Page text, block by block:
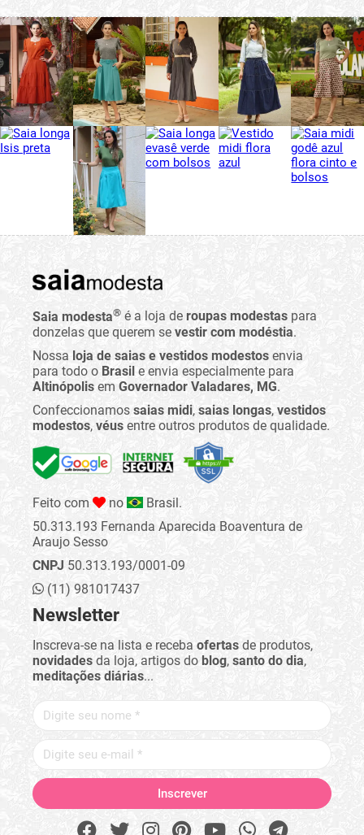
Saia modesta® é a loja de roupas modestas para
donzelas que querem se vestir com modéstia.
Nossa loja de saias e vestidos modestos envia
para todo o Brasil e envia especialmente para
Altinópolis em Governador Valadares, MG.
Confeccionamos saias midi, saias longas, vestidos
modestos, véus entre outros produtos de qualidade.
Feito com no
Brasil.
50.313.193 Fernanda Aparecida Boaventura de
Araujo Sesso
CNPJ 50.313.193/0001-09
(11) 981017437
Newsletter
Inscreva-se na lista e receba ofertas de produtos,
novidades da loja, artigos do blog, santo do dia,
meditações diárias...